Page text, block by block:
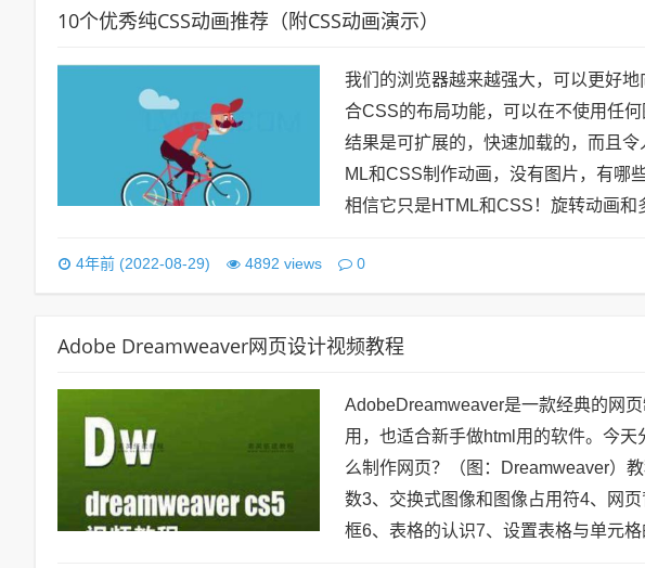
10个优秀纯CSS动画推荐（附CSS动画演示）
我们的浏览器越来越强大，可以更好
合CSS的布局功能，可以在不使用任
结果是可扩展的，快速加载的，而且
ML和CSS制作动画，没有图片，有哪
相信它只是HTML和CSS！旋转动画和
4年前 (2022-08-29) 4892 views 0
Adobe Dreamweaver网页设计视频教程
AdobeDreamweaver是一款经典的网
用，也适合新手做html用的软件。今
么制作网页？（图：Dreamweaver）
数3、交换式图像和图像占用符4、网
框6、表格的认识7、设置表格与单元格